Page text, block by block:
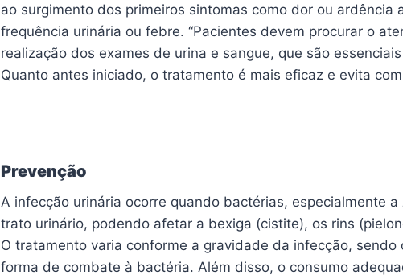
ao surgimento dos primeiros sintomas como dor ou ardência
frequência urinária ou febre. “Pacientes devem procurar o
realização dos exames de urina e sangue, que são
Quanto antes iniciado, o tratamento é mais eficaz e evita
Prevenção
A infecção urinária ocorre quando bactérias, especialmente a
trato urinário, podendo afetar a bexiga (cistite), os rins
O tratamento varia conforme a gravidade da infecção, sendo
forma de combate à bactéria. Além disso, o consumo